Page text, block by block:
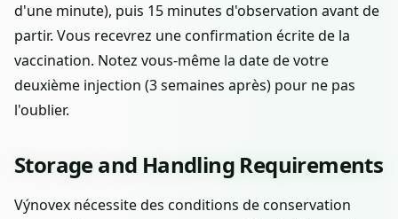
d'une minute), puis 15 minutes d'observation avant de
partir. Vous recevrez une confirmation écrite de la
vaccination. Notez vous-même la date de votre
deuxième injection (3 semaines après) pour ne pas
l'oublier.
Storage and Handling Requirements
Výnovex nécessite des conditions de conservation